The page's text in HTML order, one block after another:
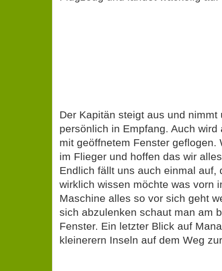
mit geöffnetem Fenster geflogen.
im Flieger und hoffen das wir
Endlich fällt uns auch einmal auf,
wirklich wissen möchte was vorn
Maschine alles so vor sich geht
sich abzulenken schaut man am
Fenster. Ein letzter Blick auf
kleinerern Inseln auf dem Weg